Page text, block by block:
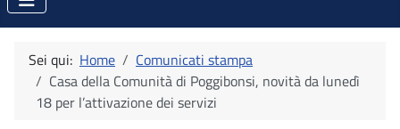
Sei qui: Home
Comunicati stampa
Casa della Comunità di Poggibonsi, novità da lunedì
18 per l’attivazione dei servizi